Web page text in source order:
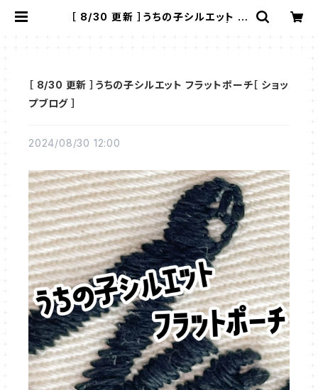
［ 8/30 更新 ］うちの子シルエット フ
［ 8/30 更新 ］うちの子シルエット フラットポーチ［ ショッ
プブログ ］
2024/08/30 12:00